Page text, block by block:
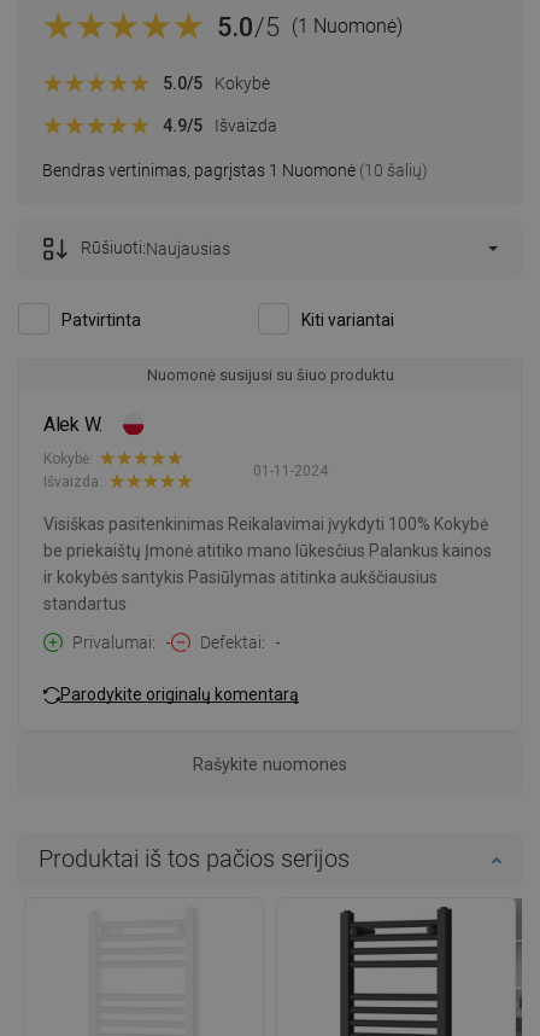
5.0/5 (1 Nuomonė)
Bendras vertinimas, pagrįstas 1 Nuomonė (10 šalių)
5.0/5 Kokybė
4.9/5 Išvaizda
Patvirtinta Kiti variantai
Rūšiuoti:Naujausias
Nuomonė susijusi su šiuo produktu
Alek W.
01-11-2024
Kokybė:
Išvaizda:
Visiškas pasitenkinimas Reikalavimai įvykdyti 100% Kokybė
be priekaištų Įmonė atitiko mano lūkesčius Palankus kainos
ir kokybės santykis Pasiūlymas atitinka aukščiausius
standartus
Privalumai
- Defektai -
Parodykite originalų komentarą
Rašykite nuomones
Produktai iš tos pačios serijos